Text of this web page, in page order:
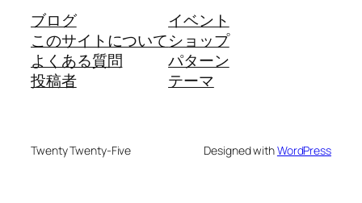
ブログ
このサイトについて
よくある質問
投稿者
イベント
ショップ
パターン
テーマ
Twenty Twenty-Five Designed withWordPress